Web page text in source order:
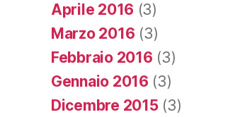
Aprile 2016 (3)
Marzo 2016 (3)
Febbraio 2016 (3)
Gennaio 2016 (3)
Dicembre 2015(3)